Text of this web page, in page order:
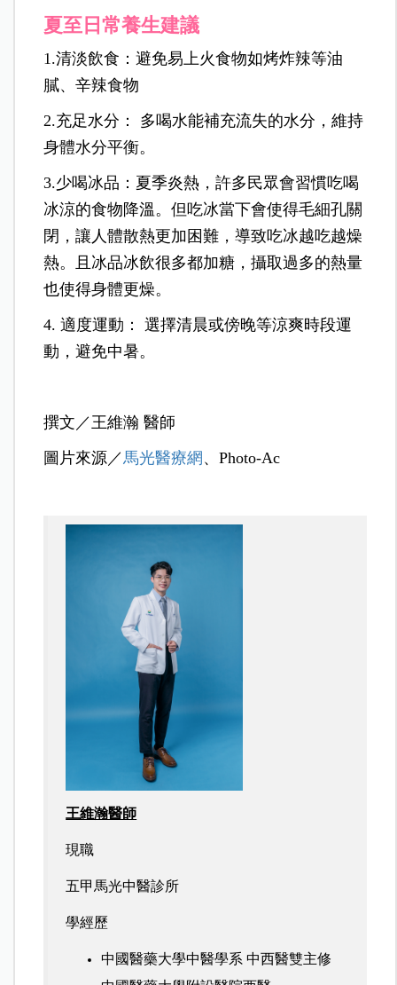
夏至日常養生建議
1.清淡飲食：避免易上火食物如烤炸辣等油
膩、辛辣食物
2.充足水分： 多喝水能補充流失的水分，維持
身體水分平衡。
3.少喝冰品：夏季炎熱，許多民眾會習慣吃喝
冰涼的食物降溫。但吃冰當下會使得毛細孔關
閉，讓人體散熱更加困難，導致吃冰越吃越燥
熱。且冰品冰飲很多都加糖，攝取過多的熱量
也使得身體更燥。
4. 適度運動： 選擇清晨或傍晚等涼爽時段運
動，避免中暑。
撰文／王維瀚 醫師
圖片來源／ 馬光醫療網、Photo-Ac
王維瀚醫師
現職
五甲馬光中醫診所
學經歷
中國醫藥大學中醫學系 中西醫雙主修